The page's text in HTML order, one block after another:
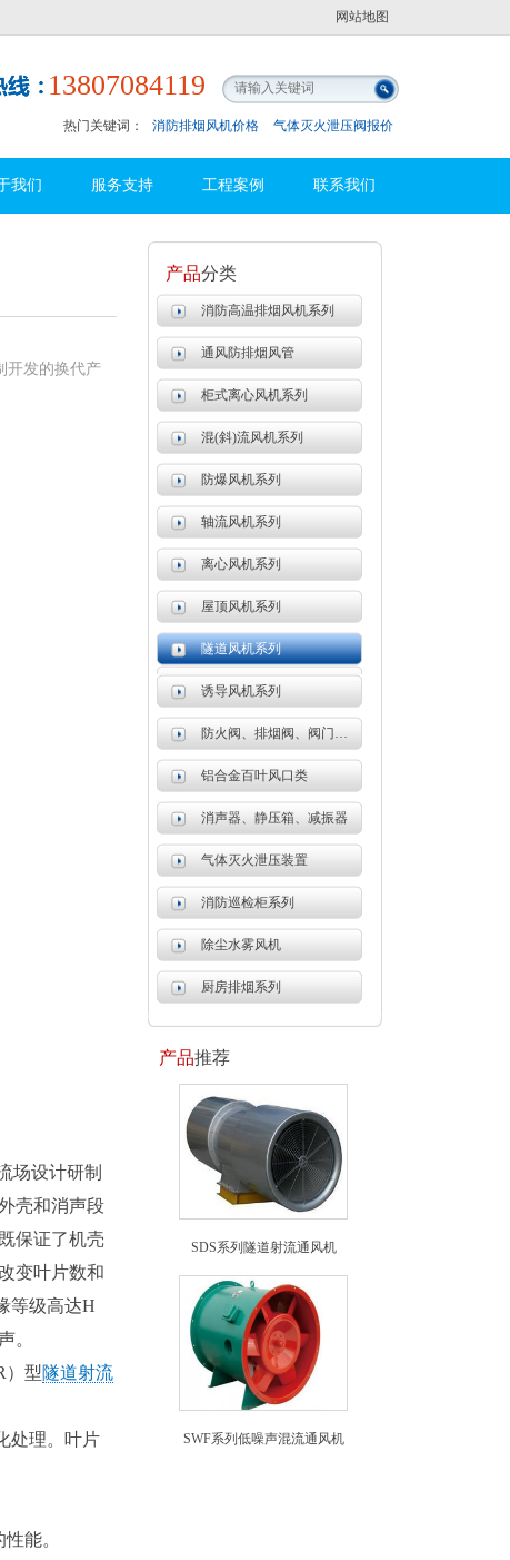
网站地图
13807084119
热门关键词： 消防排烟风机价格 气体灭火泄压阀报价
我们 服务支持 工程案例 联系我们
开发的换代产
场设计研制
壳和消声段
保证了机壳
变叶片数和
等级高达H
。
）型隧道射流
处理。叶片
能。
产品分类
消防高温排烟风机系列
通风防排烟风管
柜式离心风机系列
混(斜)流风机系列
防爆风机系列
轴流风机系列
离心风机系列
屋顶风机系列
隧道风机系列
诱导风机系列
防火阀、排烟阀、阀门系列
铝合金百叶风口类
消声器、静压箱、减振器
气体灭火泄压装置
消防巡检柜系列
除尘水雾风机
厨房排烟系列
产品推荐
SDS系列隧道射流通风机
SWF系列低噪声混流通风机